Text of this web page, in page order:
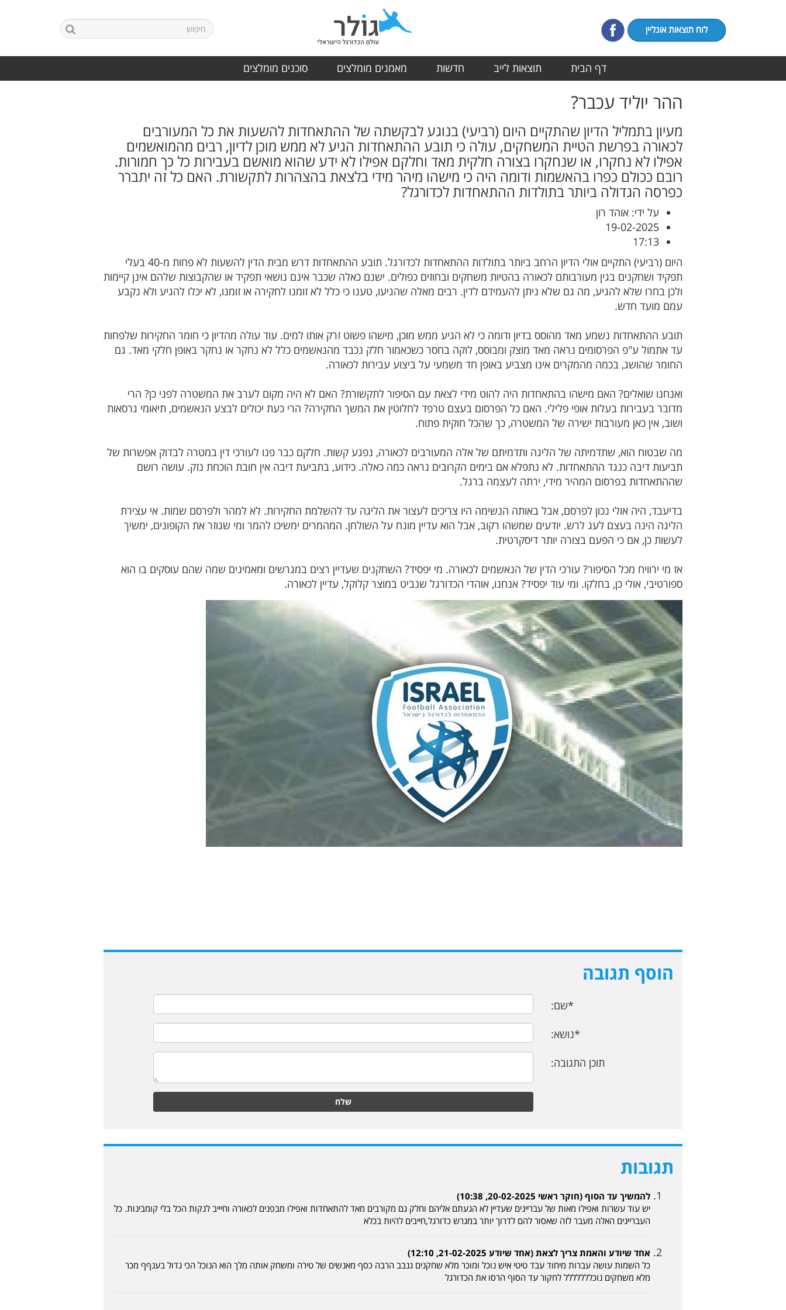
דף הבית תוצאות לייב חדשות מאמנים מומלצים סוכנים מומלצים
ההר יוליד עכבר?
מעיון בתמליל הדיון שהתקיים היום (רביעי) בנוגע לבקשתה של ההתאחדות להשעות את כל המעורבים
לכאורה בפרשת הטיית המשחקים, עולה כי תובע ההתאחדות הגיע לא ממש מוכן לדיון, רבים מהמואשמים
אפילו לא נחקרו, או שנחקרו בצורה חלקית מאד וחלקם אפילו לא ידע שהוא מואשם בעבירות כל כך חמורות.
רובם ככולם כפרו בהאשמות ודומה היה כי מישהו מיהר מידי בלצאת בהצהרות לתקשורת. האם כל זה יתברר
כפרסה הגדולה ביותר בתולדות ההתאחדות לכדורגל?
על ידי: אוהד רון
19-02-2025
17:13
היום (רביעי) התקיים אולי הדיון הרחב ביותר בתולדות ההתאחדות לכדורגל. תובע ההתאחדות דרש מבית הדין להשעות לא פחות מ-40 בעלי
תפקיד ושחקנים בגין מעורבותם לכאורה בהטיות משחקים ובחוזים כפולים. ישנם כאלה שכבר אינם נושאי תפקיד או שהקבוצות שלהם אינן קיימות
ולכן בחרו שלא להגיע, מה גם שלא ניתן להעמידם לדין. רבים מאלה שהגיעו, טענו כי כלל לא זומנו לחקירה או זומנו, לא יכלו להגיע ולא נקבע
עמם מועד חדש.
תובע ההתאחדות נשמע מאד מהוסס בדיון ודומה כי לא הגיע ממש מוכן, מישהו פשוט זרק אותו למים. עוד עולה מהדיון כי חומר החקירות שלפחות
עד אתמול ע"פ הפרסומים נראה מאד מוצק ומבוסס, לוקה בחסר כשכאמור חלק נכבד מהנאשמים כלל לא נחקר או נחקר באופן חלקי מאד. גם
החומר שהושג, בכמה מהמקרים אינו מצביע באופן חד משמעי על ביצוע עבירות לכאורה.
ואנחנו שואלים? האם מישהו בהתאחדות היה להוט מידי לצאת עם הסיפור לתקשורת? האם לא היה מקום לערב את המשטרה לפני כן? הרי
מדובר בעבירות בעלות אופי פלילי. האם כל הפרסום בעצם טרפד לחלוטין את המשך החקירה? הרי כעת יכולים לבצע הנאשמים, תיאומי גרסאות
ושוב, אין כאן מעורבות ישירה של המשטרה, כך שהכל חוקית פתוח.
מה שבטוח הוא, שתדמיתה של הליגה ותדמיתם של אלה המעורבים לכאורה, נפגע קשות. חלקם כבר פנו לעורכי דין במטרה לבדוק אפשרות של
תביעות דיבה כנגד ההתאחדות. לא נתפלא אם בימים הקרובים נראה כמה כאלה. כידוע, בתביעת דיבה אין חובת הוכחת נזק. עושה רושם
שההתאחדות בפרסום המהיר מידי, ירתה לעצמה ברגל.
בדיעבד, היה אולי נכון לפרסם, אבל באותה הנשימה היו צריכים לעצור את הליגה עד להשלמת החקירות. לא למהר ולפרסם שמות. אי עצירת
הליגה הינה בעצם לעג לרש. יודעים שמשהו רקוב, אבל הוא עדיין מונח על השולחן. המהמרים ימשיכו להמר ומי שגוזר את הקופונים, ימשיך
לעשות כן, אם כי הפעם בצורה יותר דיסקרטית.
אז מי ירוויח מכל הסיפור? עורכי הדין של הנאשמים לכאורה. מי יפסיד? השחקנים שעדיין רצים במגרשים ומאמינים שמה שהם עוסקים בו הוא
ספורטיבי, אולי כן, בחלקו. ומי עוד יפסיד? אנחנו, אוהדי הכדורגל שנביט במוצר קלוקל, עדיין לכאורה.
הוסף תגובה
*שם:
*נושא:
תוכן התגובה:
שלח
תגובות
להמשיך עד הסוף (חוקר ראשי 20-02-2025, 10:38)
יש עוד עשרות ואפילו מאות של עבריינים שעדיין לא הגעתם אליהם וחלק גם מקורבים מאד להתאחדות ואפילו מבפנים לכאורה וחיייב לנקות הכל בלי קומבינות. כל
העבריינים האלה מעבר לזה שאסור להם לדרוך יותר במגרש כדורגל,חייבים להיות בכלא
אחד שיודע והאמת צריך לצאת (אחד שיודע 21-02-2025, 12:10)
כל השמות עושה עברות מיחוד עבד טיטי איש נוכל ומוכר מלא שחקנים גנבב הרבה כסף מאנשים של טירה ומשחק אותה מלך הוא הנוכל הכי גדול בענףף מכר
מלא משחקים נוכללללללל לחקור עד הסוף הרסו את הכדורגל